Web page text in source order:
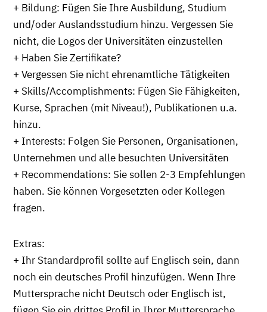
+ Bildung: Fügen Sie Ihre Ausbildung, Studium
und/oder Auslandsstudium hinzu. Vergessen Sie
nicht, die Logos der Universitäten einzustellen
+ Haben Sie Zertifikate?
+ Vergessen Sie nicht ehrenamtliche Tätigkeiten
+ Skills/Accomplishments: Fügen Sie Fähigkeiten,
Kurse, Sprachen (mit Niveau!), Publikationen u.a.
hinzu.
+ Interests: Folgen Sie Personen, Organisationen,
Unternehmen und alle besuchten Universitäten
+ Recommendations: Sie sollen 2-3 Empfehlungen
haben. Sie können Vorgesetzten oder Kollegen
fragen.
Extras:
+ Ihr Standardprofil sollte auf Englisch sein, dann
noch ein deutsches Profil hinzufügen. Wenn Ihre
Muttersprache nicht Deutsch oder Englisch ist,